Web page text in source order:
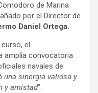
de Marina
por el Director de
Daniel Ortega.
el
amplia convocatoria
navales de
una sinergia valiosa y
y amistad”.